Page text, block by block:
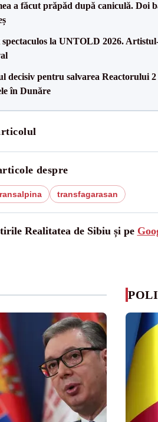
a făcut prăpăd după caniculă. Doi
la UNTOLD 2026.
decisiv pentru salvarea Reactorului
în Dunăre
despre
transfagarasan
Realitatea de Sibiu și pe